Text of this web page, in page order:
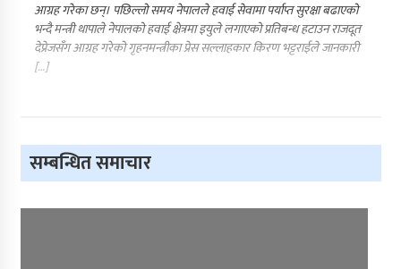
आग्रह गरेका छन्। पछिल्लो समय नेपालले हवाई सेवामा पर्याप्त सुरक्षा बढाएको
भन्दै मन्त्री थापाले नेपालको हवाई क्षेत्रमा इयुले लगाएको प्रतिबन्ध हटाउन राजदूत
देप्रेजसँग आग्रह गरेको गृहनमन्त्रीका प्रेस सल्लाहकार किरण भट्टराईले जानकारी
[…]
सम्बन्धित समाचार